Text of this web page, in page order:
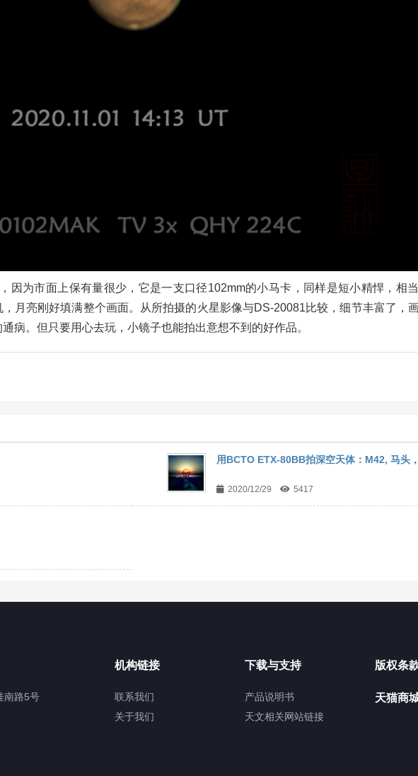
因为市面上保有量很少，它是一支口径102mm的小马卡，同样是短小精悍，相
月亮刚好填满整个画面。从所拍摄的火星影像与DS-20081比较，细节丰富了，
病。但只要用心去玩，小镜子也能拍出意想不到的好作品。
用BCTO ETX-80BB拍深空天体：M42, 马头
2020/12/29 5417
南路5号
机构链接
联系我们
关于我们
下载与支持
产品说明书
天文相关网站链接
版权条
天猫商